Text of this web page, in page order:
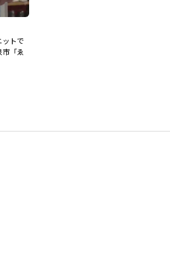
ットで
「ゑ